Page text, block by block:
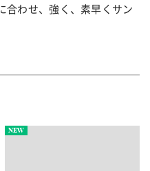
合わせ、強く、素早くサン
NEW